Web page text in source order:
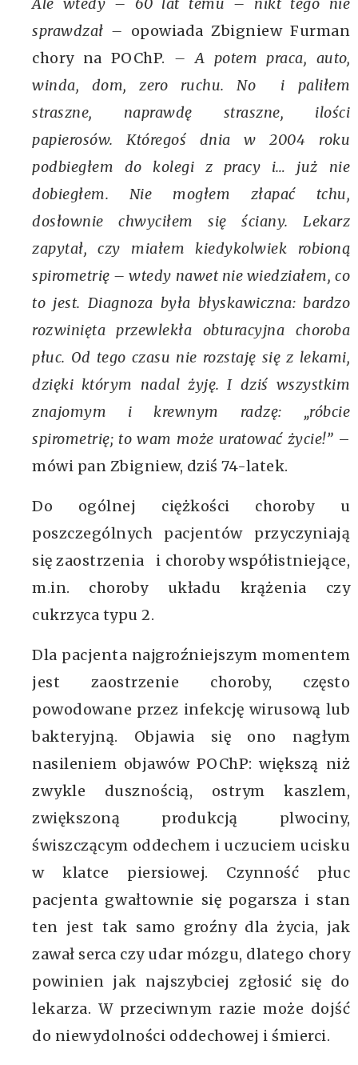
sprawdzał – opowiada Zbigniew Furman
chory na POChP. – A potem praca, auto,
winda, dom, zero ruchu. No i paliłem
straszne, naprawdę straszne, ilości
papierosów. Któregoś dnia w 2004 roku
podbiegłem do kolegi z pracy i… już nie
dobiegłem. Nie mogłem złapać tchu,
dosłownie chwyciłem się ściany. Lekarz
zapytał, czy miałem kiedykolwiek robioną
spirometrię – wtedy nawet nie wiedziałem, co
to jest. Diagnoza była błyskawiczna: bardzo
rozwinięta przewlekła obturacyjna choroba
płuc. Od tego czasu nie rozstaję się z lekami,
dzięki którym nadal żyję. I dziś wszystkim
znajomym i krewnym radzę: „róbcie
spirometrię; to wam może uratować życie!” –
mówi pan Zbigniew, dziś 74-latek.
Do ogólnej ciężkości choroby u
poszczególnych pacjentów przyczyniają
się zaostrzenia i choroby współistniejące,
m.in. choroby układu krążenia czy
cukrzyca typu 2.
Dla pacjenta najgroźniejszym momentem
jest zaostrzenie choroby, często
powodowane przez infekcję wirusową lub
bakteryjną. Objawia się ono nagłym
nasileniem objawów POChP: większą niż
zwykle dusznością, ostrym kaszlem,
zwiększoną produkcją plwociny,
świszczącym oddechem i uczuciem ucisku
w klatce piersiowej. Czynność płuc
pacjenta gwałtownie się pogarsza i stan
ten jest tak samo groźny dla życia, jak
zawał serca czy udar mózgu, dlatego chory
powinien jak najszybciej zgłosić się do
lekarza. W przeciwnym razie może dojść
do niewydolności oddechowej i śmierci.